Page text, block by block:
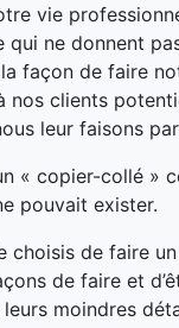
vie
qui ne donnent
façon de faire
nos clients
leur faisons
« copier-collé »
pouvait exister.
choisis de faire
de faire et
moindres